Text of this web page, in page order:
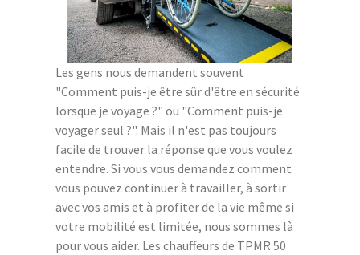
Les gens nous demandent souvent
"Comment puis-je être sûr d'être en sécurité
lorsque je voyage ?" ou "Comment puis-je
voyager seul ?". Mais il n'est pas toujours
facile de trouver la réponse que vous voulez
entendre. Si vous vous demandez comment
vous pouvez continuer à travailler, à sortir
avec vos amis et à profiter de la vie même si
votre mobilité est limitée, nous sommes là
pour vous aider. Les chauffeurs de TPMR 50